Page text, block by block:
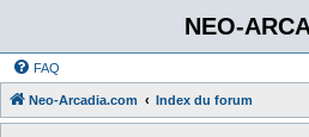
NEO-
FAQ
Neo-Arcadia.com Index du forum